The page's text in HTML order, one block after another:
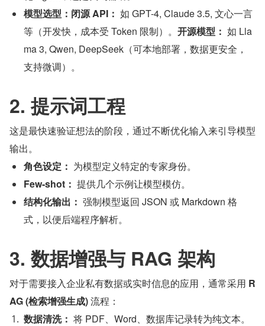
模型选型：闭源 API： 如 GPT-4, Claude 3.5, 文心一言
等（开发快，成本受 Token 限制）。 开源模型： 如 Lla
ma 3, Qwen, DeepSeek（可本地部署，数据更安全，
支持微调）。
2. 提示词工程
这是最快速验证想法的阶段，通过不断优化输入来引导模型
输出。
角色设定： 为模型定义特定的专家身份。
Few-shot： 提供几个示例让模型模仿。
结构化输出： 强制模型返回 JSON 或 Markdown 格
式，以便后端程序解析。
3. 数据增强与 RAG 架构
对于需要接入企业私有数据或实时信息的应用，通常采用 R
AG (检索增强生成) 流程：
数据清洗： 将 PDF、Word、数据库记录转为纯文本。